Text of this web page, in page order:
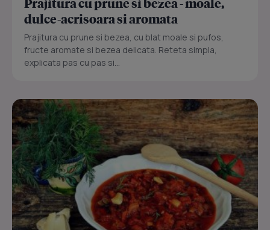
dulce-acrisoara si aromata
Prajitura cu prune si bezea, cu blat moale si pufos,
fructe aromate si bezea delicata. Reteta simpla,
explicata pas cu pas si...